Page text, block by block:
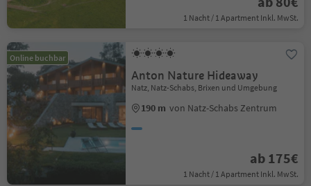
1 Nacht / 1 Apartment Inkl. MwSt.
Online buchbar
Anton Nature Hideaway
Natz, Natz-Schabs, Brixen und Umgebung
190 m von Natz-Schabs Zentrum
ab 175€
1 Nacht / 1 Apartment Inkl. MwSt.